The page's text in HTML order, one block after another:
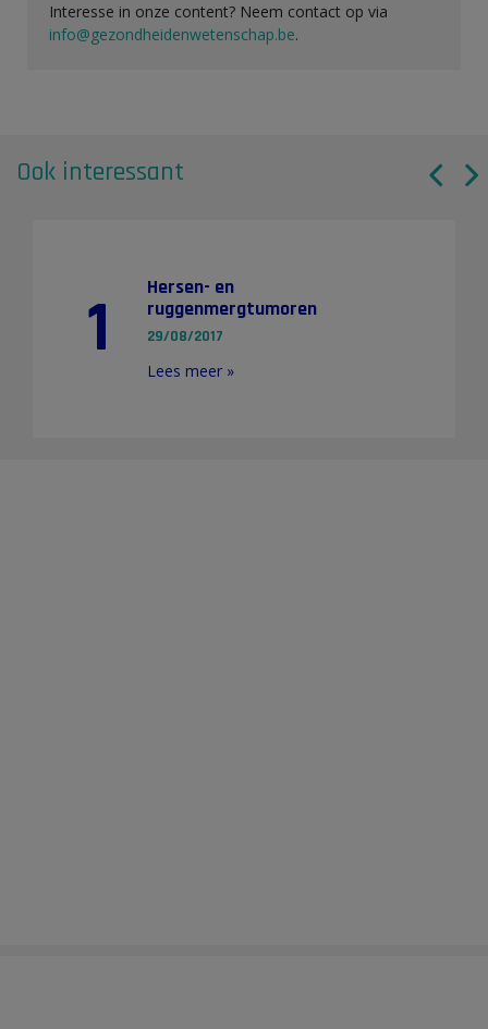
Interesse in onze content? Neem contact op via
info@gezondheidenwetenschap.be.
Ook interessant
1
Hersen- en
ruggenmergtumoren
29/08/2017
Lees meer »